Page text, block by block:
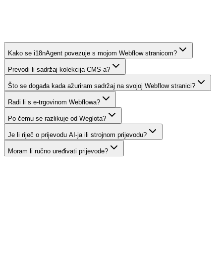
Kako se i18nAgent povezuje s mojom Webflow stranicom?
Prevodi li sadržaj kolekcija CMS-a?
Što se događa kada ažuriram sadržaj na svojoj Webflow stranici?
Radi li s e-trgovinom Webflowa?
Po čemu se razlikuje od Weglota?
Je li riječ o prijevodu AI-ja ili strojnom prijevodu?
Moram li ručno uređivati prijevode?